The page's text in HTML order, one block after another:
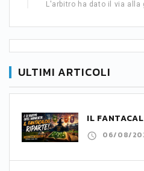
L'arbitro ha dato il via alla
ULTIMI ARTICOLI
IL
06/08/